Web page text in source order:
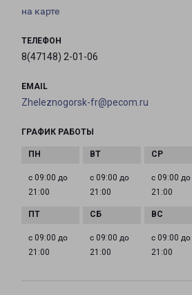
на карте
ТЕЛЕФОН
8(47148) 2-01-06
EMAIL
Zheleznogorsk-fr@pecom.ru
ГРАФИК РАБОТЫ
с 09:00 до
21:00
с 09:00 до
21:00
с 09:00 до
21:00
с 09:00 до
21:00
с 09:00 до
21:00
с 09:00 до
21:00